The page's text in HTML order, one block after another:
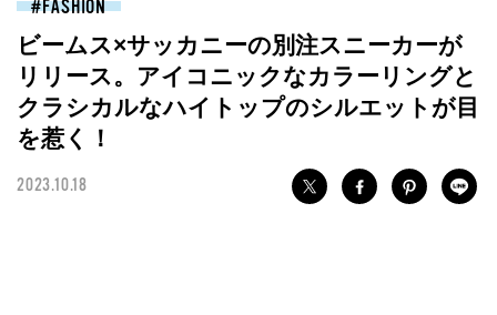
FASHION
ビームス×サッカニーの別注スニーカーが
リリース。アイコニックなカラーリングと
クラシカルなハイトップのシルエットが目
を惹く！
2023.10.18